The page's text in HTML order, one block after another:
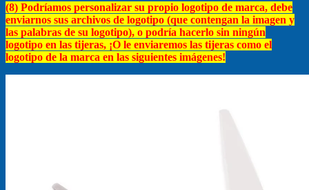
(8) Podríamos personalizar su propio logotipo de marca, debe
enviarnos sus archivos de logotipo (que contengan la imagen y
las palabras de su logotipo), o podría hacerlo sin ningún
logotipo en las tijeras, ¡O le enviaremos las tijeras como el
logotipo de la marca en las siguientes imágenes!